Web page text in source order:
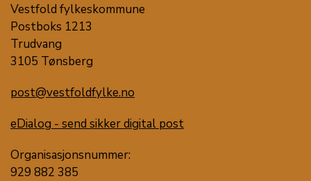
Vestfold fylkeskommune
Postboks 1213
Trudvang
3105 Tønsberg
post@vestfoldfylke.no
eDialog - send sikker digital post
Organisasjonsnummer:
929 882 385